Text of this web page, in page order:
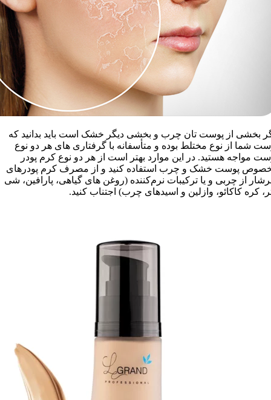
بخشی از پوست تان چرب و بخشی دیگر خشک است باید بدانید که
شما از نوع مختلط بوده و متأسفانه با گرفتاری های هر دو نوع
مواجه هستید. در این موارد بهتر است از هر دو نوع کرم پودر
پوست خشک و چرب استفاده کنید و از مصرف کرم پودرهای
از چربی و یا ترکیبات نرم‌کننده (روغن های گیاهی، پارافین، شی
کره کاکائو، وازلین و اسیدهای چرب) اجتناب کنید.